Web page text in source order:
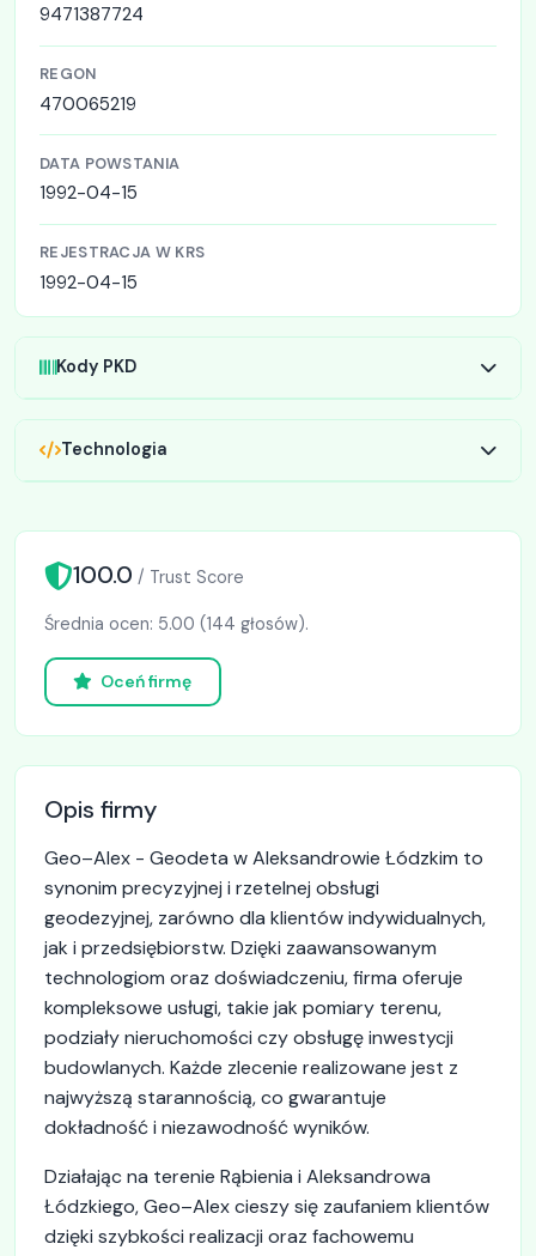
9471387724
REGON
470065219
DATA POWSTANIA
1992-04-15
REJESTRACJA W KRS
1992-04-15
Kody PKD
Technologia
100.0 / Trust Score
Średnia ocen: 5.00 (144 głosów).
Oceń firmę
Opis firmy
Geo–Alex - Geodeta w Aleksandrowie Łódzkim to
synonim precyzyjnej i rzetelnej obsługi
geodezyjnej, zarówno dla klientów indywidualnych,
jak i przedsiębiorstw. Dzięki zaawansowanym
technologiom oraz doświadczeniu, firma oferuje
kompleksowe usługi, takie jak pomiary terenu,
podziały nieruchomości czy obsługę inwestycji
budowlanych. Każde zlecenie realizowane jest z
najwyższą starannością, co gwarantuje
dokładność i niezawodność wyników.
Działając na terenie Rąbienia i Aleksandrowa
Łódzkiego, Geo–Alex cieszy się zaufaniem klientów
dzięki szybkości realizacji oraz fachowemu